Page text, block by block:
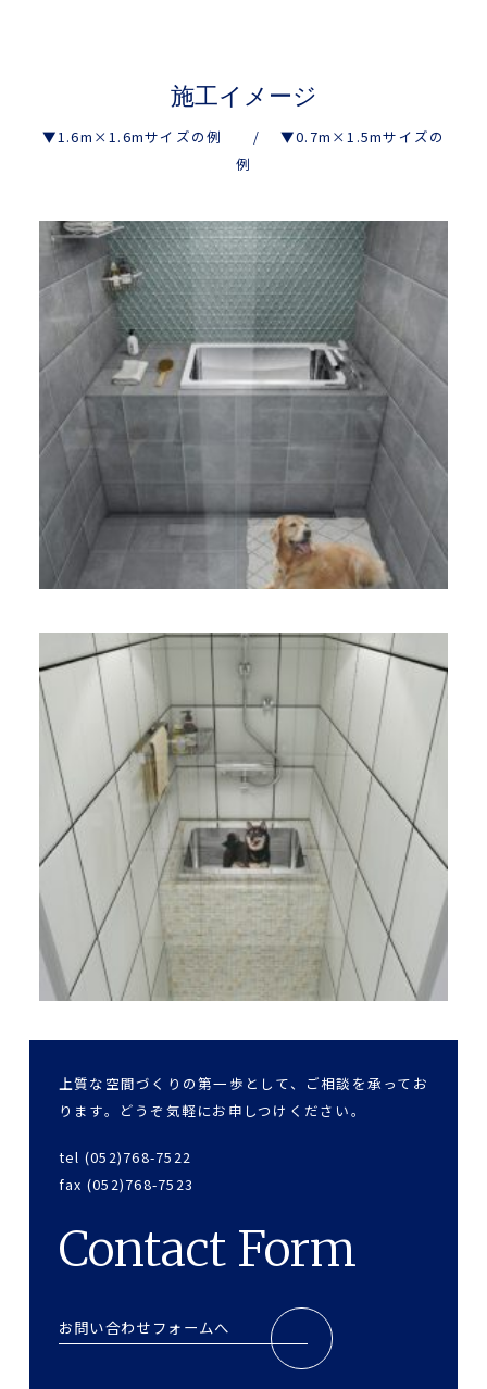
施工イメージ
▼1.6m×1.6mサイズの例 / ▼0.7m×1.5mサイズの
例
上質な空間づくりの第一歩として、ご相談を承ってお
ります。どうぞ気軽にお申しつけください。
tel (052)768-7522
fax (052)768-7523
Contact Form
お問い合わせフォームへ